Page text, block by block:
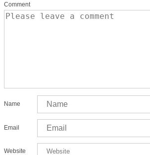
Comment
Name
Email
Website